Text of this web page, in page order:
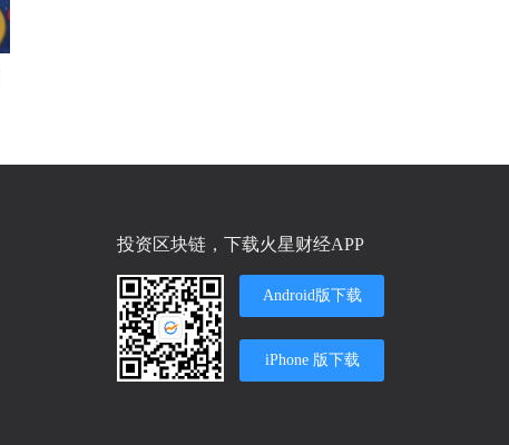
投资区块链，下载火星财经APP
Android版下载
iPhone 版下载